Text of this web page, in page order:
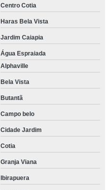
Centro Cotia
Haras Bela Vista
Jardim Caiapia
Água Espraiada
Alphaville
Bela Vista
Butantã
Campo belo
Cidade Jardim
Cotia
Granja Viana
Ibirapuera